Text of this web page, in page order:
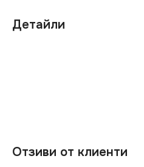
Детайли
Отзиви от клиенти